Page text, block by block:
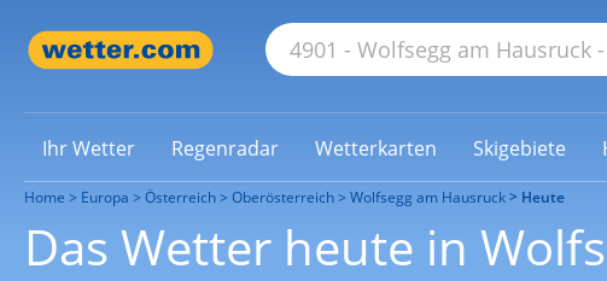
Ihr Wetter Regenradar Wetterkarten Skigebiete
Home Europa Österreich Oberösterreich Wolfsegg am Hausruck Heute
Das Wetter heute in